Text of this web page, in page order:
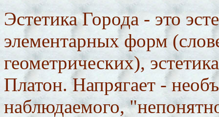
Эстетика Города - это
элементарных форм
геометрических),
Платон. Напрягает -
наблюдаемого,